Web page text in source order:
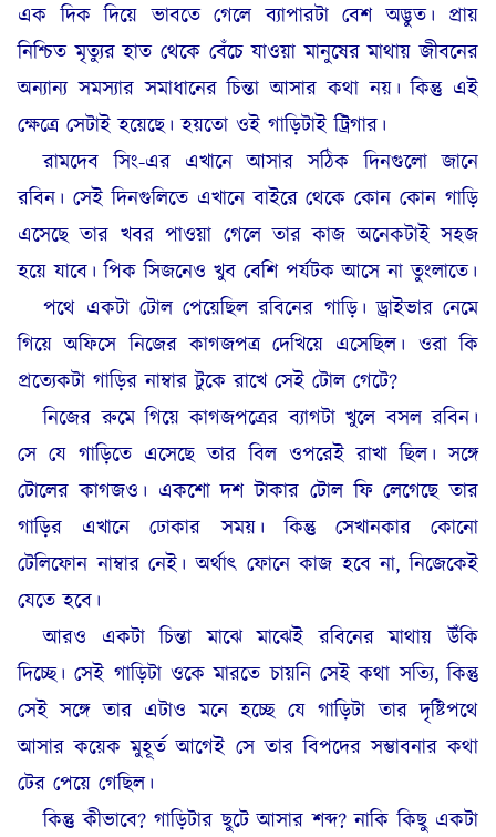
এক দিক দিয়ে ভাবতে গেলে ব্যাপারটা বেশ অদ্ভুত। প্রায়
নিশ্চিত মৃত্যুর হাত থেকে বেঁচে যাওয়া মানুষের মাথায় জীবনের
অন্যান্য সমস্যার সমাধানের চিন্তা আসার কথা নয়। কিন্তু এই
ক্ষেত্রে সেটাই হয়েছে। হয়তো ওই গাড়িটাই ট্রিগার।
রামদেব সিং-এর এখানে আসার সঠিক দিনগুলো জানে
রবিন। সেই দিনগুলিতে এখানে বাইরে থেকে কোন কোন গাড়ি
এসেছে তার খবর পাওয়া গেলে তার কাজ অনেকটাই সহজ
হয়ে যাবে। পিক সিজনেও খুব বেশি পর্যটক আসে না তুংলাতে।
পথে একটা টোল পেয়েছিল রবিনের গাড়ি। ড্রাইভার নেমে
গিয়ে অফিসে নিজের কাগজপত্র দেখিয়ে এসেছিল। ওরা কি
প্রত্যেকটা গাড়ির নাম্বার টুকে রাখে সেই টোল গেটে?
নিজের রুমে গিয়ে কাগজপত্রের ব্যাগটা খুলে বসল রবিন।
সে যে গাড়িতে এসেছে তার বিল ওপরেই রাখা ছিল। সঙ্গে
টোলের কাগজও। একশো দশ টাকার টোল ফি লেগেছে তার
গাড়ির এখানে ঢোকার সময়। কিন্তু সেখানকার কোনো
টেলিফোন নাম্বার নেই। অর্থাৎ ফোনে কাজ হবে না, নিজেকেই
যেতে হবে।
আরও একটা চিন্তা মাঝে মাঝেই রবিনের মাথায় উঁকি
দিচ্ছে। সেই গাড়িটা ওকে মারতে চায়নি সেই কথা সত্যি, কিন্তু
সেই সঙ্গে তার এটাও মনে হচ্ছে যে গাড়িটা তার দৃষ্টিপথে
আসার কয়েক মুহূর্ত আগেই সে তার বিপদের সম্ভাবনার কথা
টের পেয়ে গেছিল।
কিন্তু কীভাবে? গাড়িটার ছুটে আসার শব্দ? নাকি কিছু একটা